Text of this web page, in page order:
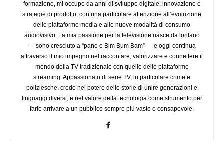
formazione, mi occupo da anni di sviluppo digitale, innovazione e
strategie di prodotto, con una particolare attenzione all’evoluzione
delle piattaforme media e alle nuove modalità di consumo
audiovisivo. La mia passione per la televisione nasce da lontano
— sono cresciuto a “pane e Bim Bum Bam” — e oggi continua
attraverso il mio impegno nel raccontare, valorizzare e connettere il
mondo della TV tradizionale con quello delle piattaforme
streaming. Appassionato di serie TV, in particolare crime e
poliziesche, credo nel potere delle storie di unire generazioni e
linguaggi diversi, e nel valore della tecnologia come strumento per
farle arrivare a un pubblico sempre più vasto e consapevole.